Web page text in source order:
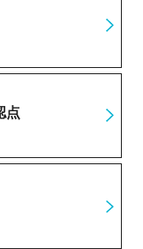
点